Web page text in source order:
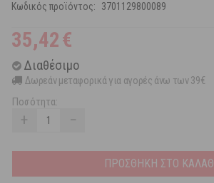
Κωδικός προϊόντος: 3701129800089
35,42€
Διαθέσιμο
Δωρεάν μεταφορικά για αγορές άνω των 39€
Ποσότητα:
+ −
ΠΡΟΣΘΗΚΗ ΣΤΟ ΚΑΛΑΘΙ